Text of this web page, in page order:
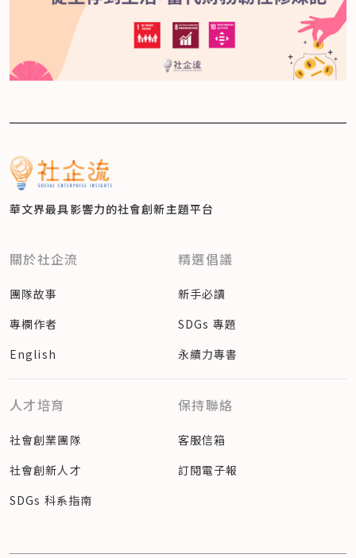
華文界最具影響力的社會創新主題平台
關於社企流
團隊故事
專欄作者
English
精選倡議
新手必讀
SDGs 專題
永續力專書
人才培育
社會創業團隊
社會創新人才
SDGs 科系指南
保持聯絡
客服信箱
訂閱電子報